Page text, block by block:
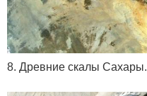
8. Древние скалы Сахары.